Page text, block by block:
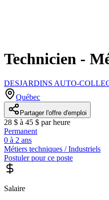
Technicien -
DESJARDINS AUTO-
Québec
Partager l'offre d'emploi
28 $ à 45 $ par heure
Permanent
0 à 2 ans
Métiers techniques / Industriels
Postuler pour ce poste
Salaire